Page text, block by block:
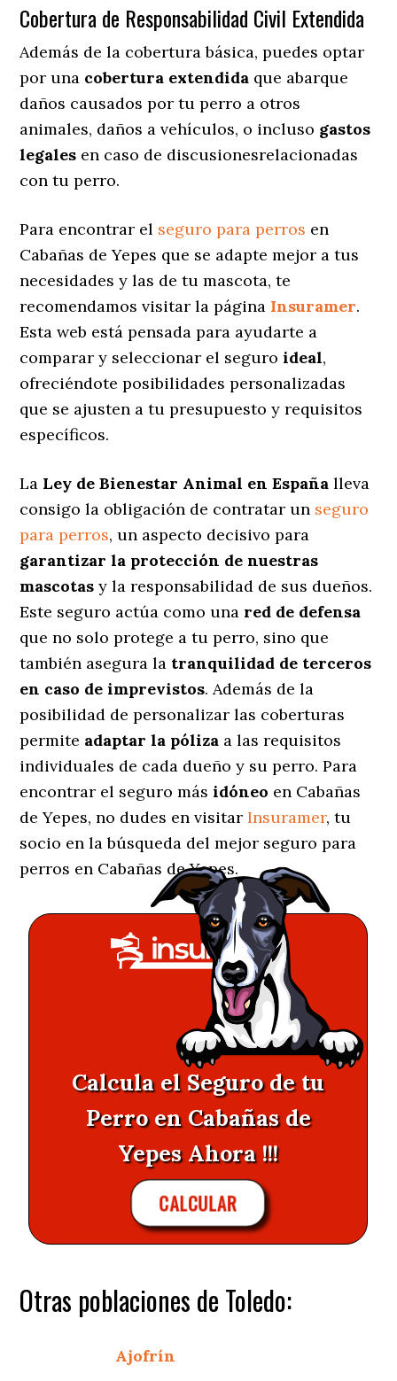
Cobertura de Responsabilidad Civil Extendida
Además de la cobertura básica, puedes optar
por una cobertura extendida que abarque
daños causados por tu perro a otros
animales, daños a vehículos, o incluso gastos
legales en caso de discusionesrelacionadas
con tu perro.
Para encontrar el seguro para perros en
Cabañas de Yepes que se adapte mejor a tus
necesidades y las de tu mascota, te
recomendamos visitar la página Insuramer.
Esta web está pensada para ayudarte a
comparar y seleccionar el seguroideal,
ofreciéndote posibilidades personalizadas
que se ajusten a tu presupuesto y requisitos
específicos.
La Ley de Bienestar Animal en España lleva
consigo la obligación de contratar un seguro
para perros, un aspecto decisivo para
garantizar la protección de nuestras
mascotas y la responsabilidad de sus dueños.
Este seguro actúa como una red de defensa
que no solo protege a tu perro, sino que
también asegura la tranquilidad de terceros
en caso de imprevistos. Además de la
posibilidad de personalizar las coberturas
permite adaptar la póliza a las requisitos
individuales de cada dueño y su perro. Para
encontrar el seguro másidóneo en Cabañas
de Yepes, no dudes en visitarInsuramer, tu
socio en la búsqueda del mejor seguro para
perros en Cabañas de Yepes.
Calcula el Seguro de tu
Perro en Cabañas de
Yepes Ahora !!!
CALCULAR
Otras poblaciones de Toledo:
Ajofrín